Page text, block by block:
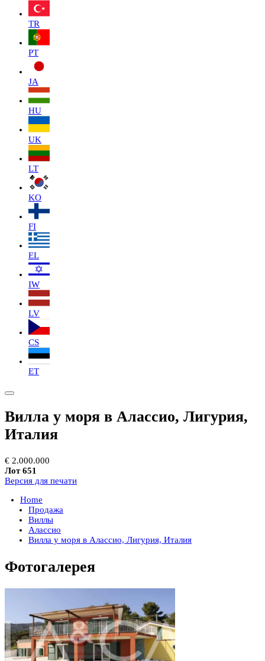
TR
PT
JA
HU
UK
LT
KO
FI
EL
IW
LV
CS
ET
Вилла у моря в Алассио, Лигурия,
Италия
€ 2.000.000
Лот 651
Версия для печати
Home
Продажа
Виллы
Алассио
Вилла у моря в Алассио, Лигурия, Италия
Фотогалерея